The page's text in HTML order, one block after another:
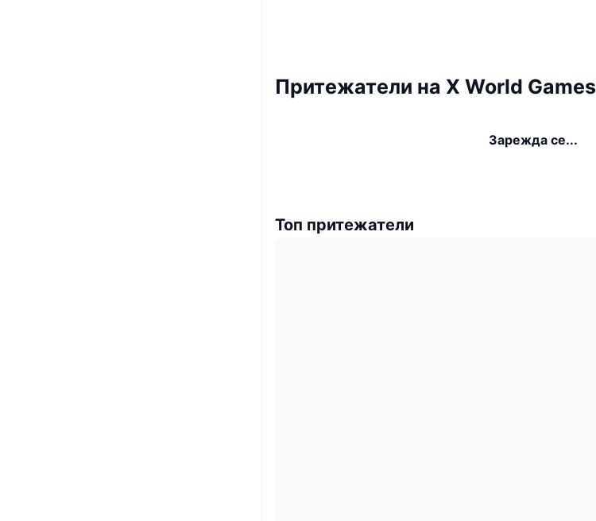
Притежатели на X World Games
Зарежда се...
Топ притежатели